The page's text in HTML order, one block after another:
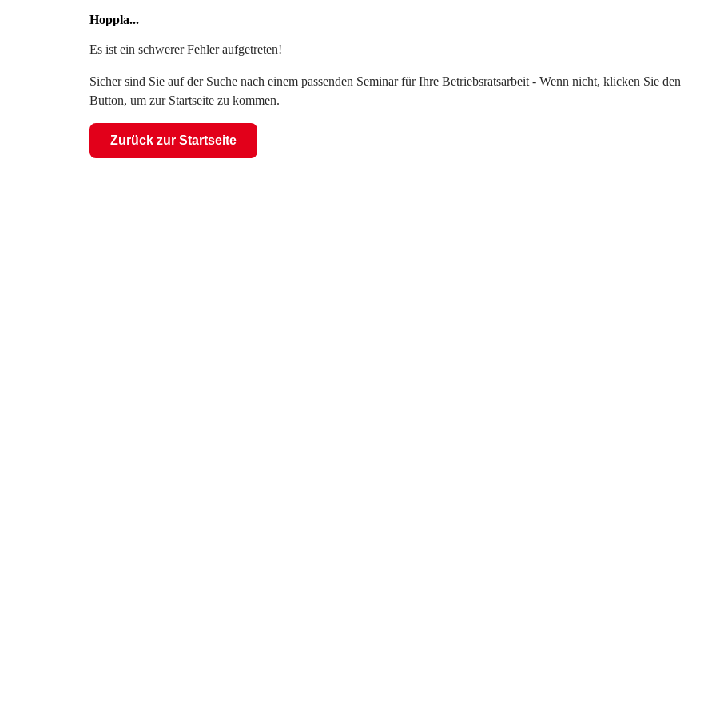
Hoppla...
Es ist ein schwerer Fehler aufgetreten!
Sicher sind Sie auf der Suche nach einem passenden Seminar für Ihre Betriebsratsarbeit - Wenn nicht, klicken Sie den
Button, um zur Startseite zu kommen.
Zurück zur Startseite